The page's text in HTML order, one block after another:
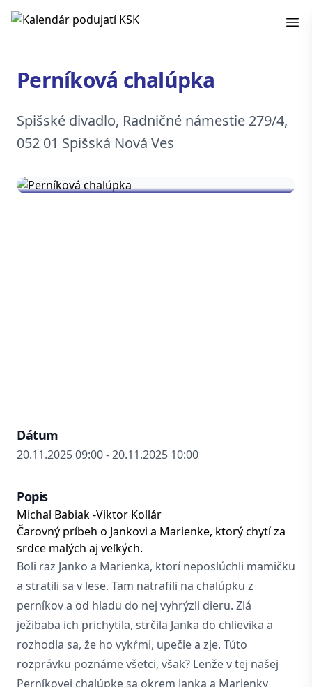
Kalendár podujatí KSK
Perníková chalúpka
Spišské divadlo, Radničné námestie 279/4,
052 01 Spišská Nová Ves
Dátum
20.11.2025 09:00 - 20.11.2025 10:00
Popis
Michal Babiak -Viktor Kollár
Čarovný príbeh o Jankovi a Marienke, ktorý chytí za
srdce malých aj veľkých.
Boli raz Janko a Marienka, ktorí neposlúchli mamičku
a stratili sa v lese. Tam natrafili na chalúpku z
perníkov a od hladu do nej vyhrýzli dieru. Zlá
ježibaba ich prichytila, strčila Janka do chlievika a
rozhodla sa, že ho vykŕmi, upečie a zje. Túto
rozprávku poznáme všetci, však? Lenže v tej našej
Perníkovej chalúpke sa okrem Janka a Marienky